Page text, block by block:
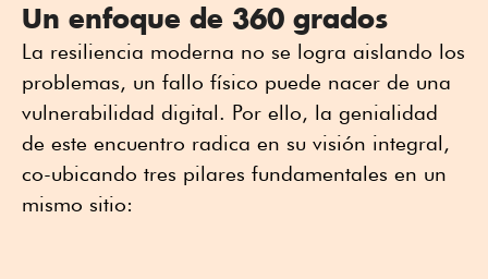
Un enfoque de 360 grados
La resiliencia moderna no se logra aislando los
problemas, un fallo físico puede nacer de una
vulnerabilidad digital. Por ello, la genialidad
de este encuentro radica en su visión integral,
co-ubicando tres pilares fundamentales en un
mismo sitio: